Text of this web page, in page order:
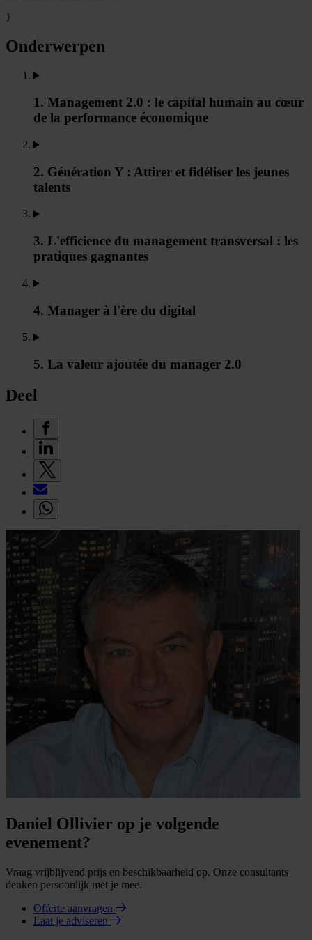
}
Onderwerpen
1. Management 2.0 : le capital humain au cœur
de la performance économique
2. Génération Y : Attirer et fidéliser les jeunes
talents
3. L'efficience du management transversal : les
pratiques gagnantes
4. Manager à l'ère du digital
5. La valeur ajoutée du manager 2.0
Deel
Daniel Ollivier op je volgende
evenement?
Vraag vrijblijvend prijs en beschikbaarheid op. Onze consultants
denken persoonlijk met je mee.
Offerte aanvragen
Laat je adviseren